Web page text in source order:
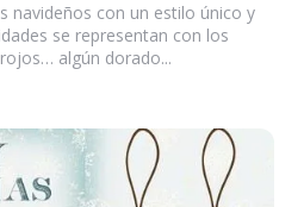
navideños con un estilo único y
se representan con los
algún dorado...